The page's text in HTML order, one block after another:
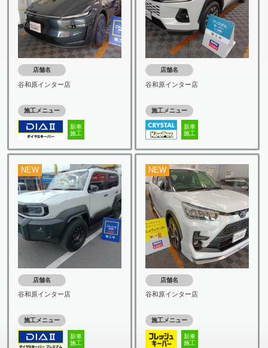
店舗名
谷和原インター店
施工メニュー
新車
施工
店舗名
谷和原インター店
施工メニュー
新車
施工
NEW
店舗名
谷和原インター店
施工メニュー
新車
施工
NEW
店舗名
谷和原インター店
施工メニュー
新車
施工